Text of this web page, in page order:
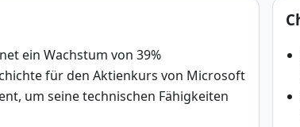
ein Wachstum von 39%
für den Aktienkurs von Microsoft
um seine technischen Fähigkeiten